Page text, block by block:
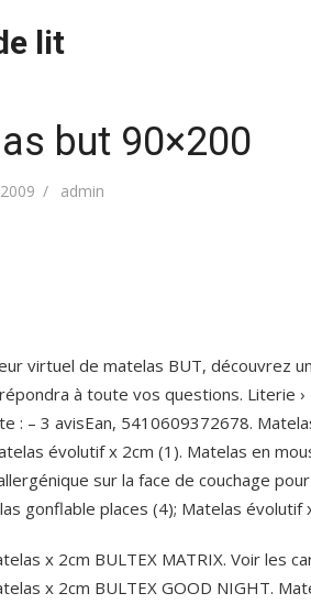
lit
but 90×200
Author
admin
virtuel de matelas BUT, découvrez
à toute vos questions. Literie ›
: – ‎3 avisEan, 5410609372678.
évolutif x 2cm (1). Matelas en
sur la face de couchage
gonflable places (4); Matelas évolutif
x 2cm BULTEX MATRIX. Voir les
x 2cm BULTEX GOOD NIGHT.